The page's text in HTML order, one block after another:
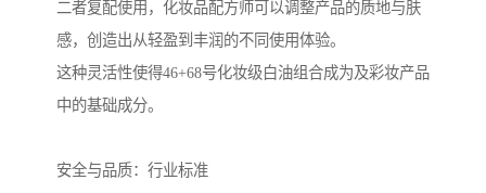
二者复配使用，化妆品配方师可以调整产品的质地与肤
感，创造出从轻盈到丰润的不同使用体验。
这种灵活性使得46+68号化妆级白油组合成为及彩妆产品
中的基础成分。
安全与品质：行业标准